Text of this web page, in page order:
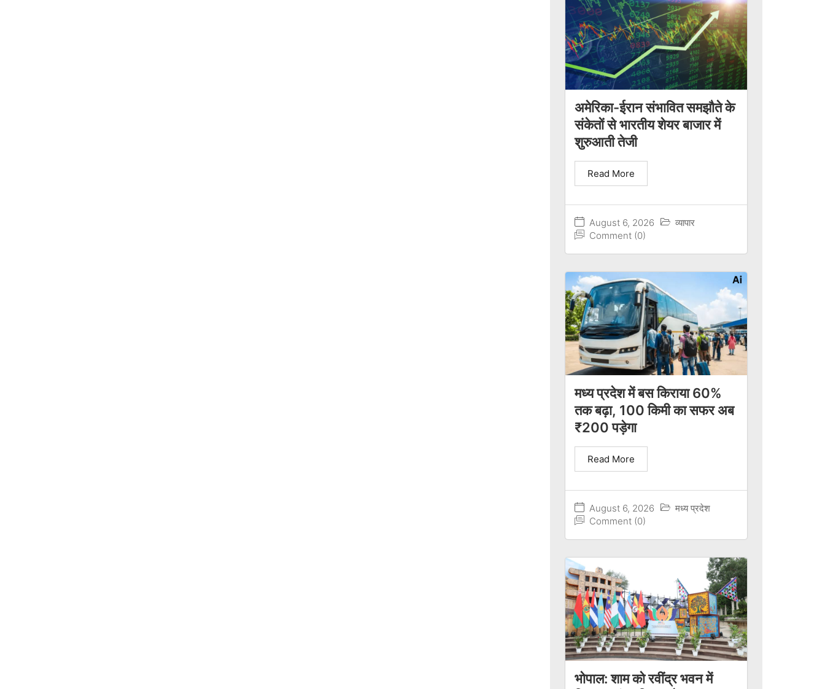
अमेरिका-ईरान संभावित समझौते के
संकेतों से भारतीय शेयर बाजार में
शुरुआती तेजी
August 6, 2026
व्यापार
Comment (0)
Read More
मध्य प्रदेश में बस किराया 60%
तक बढ़ा, 100 किमी का सफर अब
₹200 पड़ेगा
August 6, 2026
मध्य प्रदेश
Comment (0)
Read More
भोपाल: शाम को रवींद्र भवन में